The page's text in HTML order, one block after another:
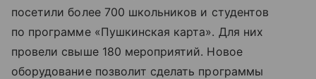
посетили более 700 школьников и студентов
по программе «Пушкинская карта». Для них
провели свыше 180 мероприятий. Новое
оборудование позволит сделать программы